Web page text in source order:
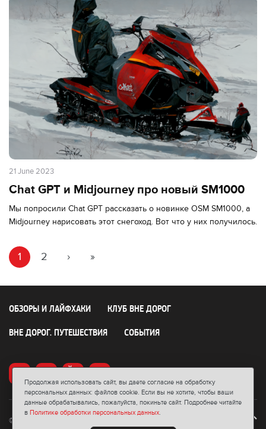
Продолжая использовать сайт, вы даете согласие на обработку
персональных данных: файлов cookie. Если вы не хотите, чтобы ваши
данные обрабатывались, пожалуйста, покиньте сайт. Подробнее читайте
в Политике обработки персональных данных.
21 June 2023
Chat GPT и Midjourney про новый SM1000
Мы попросили Chat GPT рассказать о новинке OSM SM1000, а
Midjourney нарисовать этот снегоход. Вот что у них получилось.
1 2 › »
ОБЗОРЫ И ЛАЙФХАКИ
КЛУБ ВНЕ ДОРОГ
ВНЕ ДОРОГ. ПУТЕШЕСТВИЯ
СОБЫТИЯ
© 2026 Блог мотосалона «ВНЕ ДОРОГ». Любое использование